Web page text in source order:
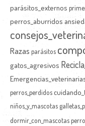
parásitos_externos
perros_aburridos
Razas parásitos
gatos_agresivos
perros_perdidos
niños_y_mascotas
dormir_con_mascotas